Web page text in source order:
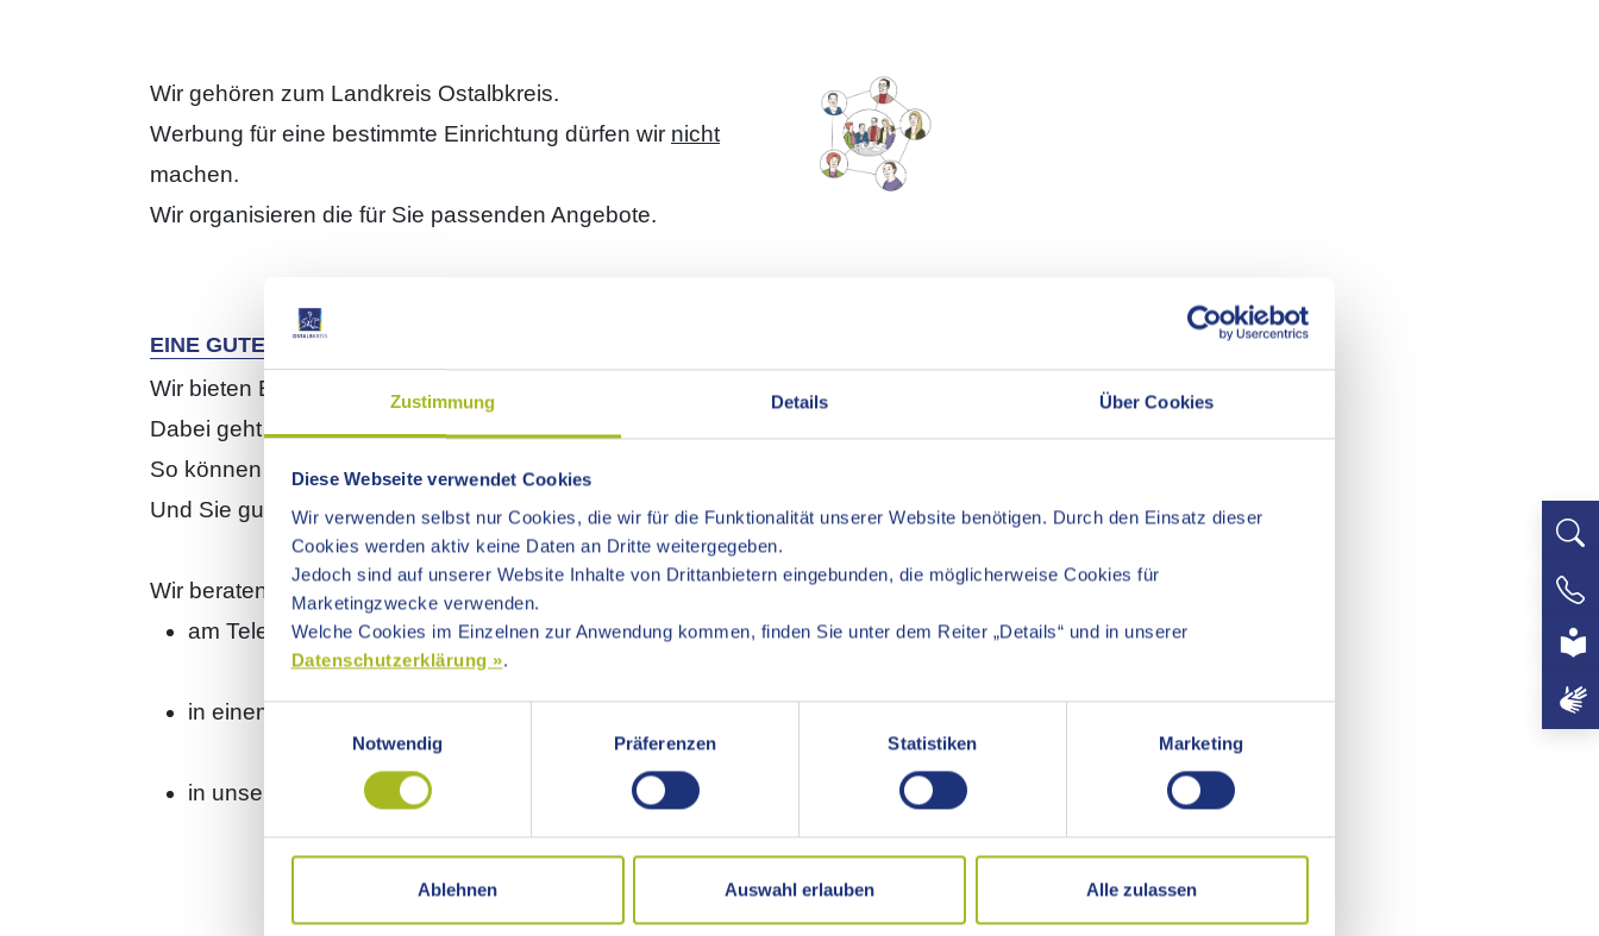
Zustimmung Details Über Cookies
Diese Webseite verwendet Cookies
Wir verwenden selbst nur Cookies, die wir für die Funktionalität unserer Website benötigen. Durch den Einsatz dieser
Cookies werden aktiv keine Daten an Dritte weitergegeben.
Jedoch sind auf unserer Website Inhalte von Drittanbietern eingebunden, die möglicherweise Cookies für
Marketingzwecke verwenden.
Welche Cookies im Einzelnen zur Anwendung kommen, finden Sie unter dem Reiter „Details“ und in unserer
Datenschutzerklärung ».
Einwilligungsauswahl
Notwendig
Präferenzen Statistiken Marketing
Ablehnen Auswahl erlauben Alle zulassen
Wir gehören zum Landkreis Ostalbkreis.
Werbung für eine bestimmte Einrichtung dürfen wir nicht
machen.
Wir organisieren die für Sie passenden Angebote.
EINE GUTE BERATUNG BRAUCHT ZEIT
Wir bieten Einzel-Beratungen an.
Dabei geht es nur um Sie.
So können wir alle Ihre Fragen beantworten.
Und Sie gut unterstützen.
Wir beraten Sie:
am Telefon
in einem Video-Anruf
in unseren Pflege-Stützpunkten.